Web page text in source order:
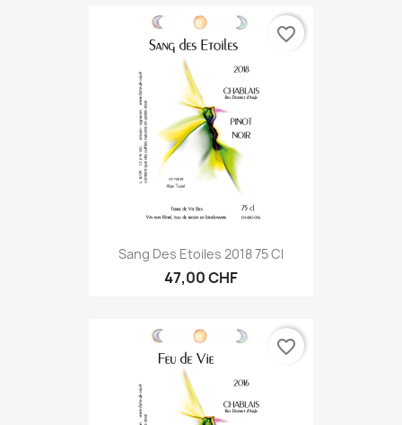
Sang Des Etoiles 2018 75 Cl
47,00 CHF
favorite_border
favorite_border